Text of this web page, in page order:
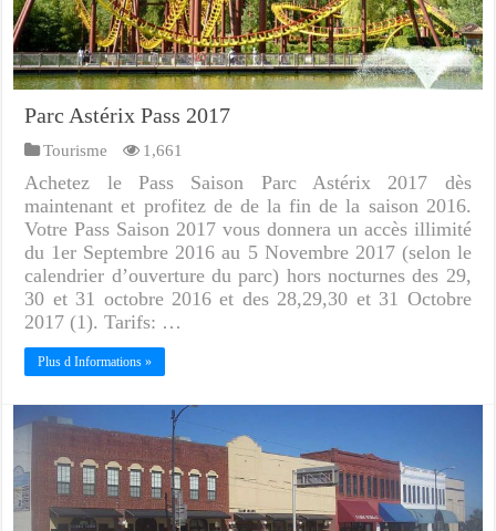
Parc Astérix Pass 2017
Tourisme 1,661
Achetez le Pass Saison Parc Astérix 2017 dès
maintenant et profitez de de la fin de la saison 2016.
Votre Pass Saison 2017 vous donnera un accès illimité
du 1er Septembre 2016 au 5 Novembre 2017 (selon le
calendrier d’ouverture du parc) hors nocturnes des 29,
30 et 31 octobre 2016 et des 28,29,30 et 31 Octobre
2017 (1). Tarifs: …
Plus d Informations »